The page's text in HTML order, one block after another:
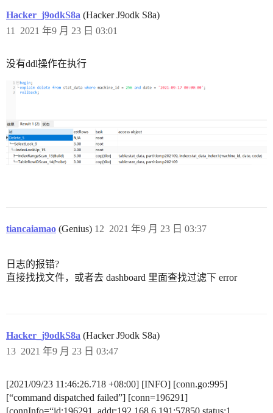
Hacker_j9odkS8a (Hacker J9odk S8a)
2021 年9 月 23 日 03:01
11
没有ddl操作在执行
tiancaiamao (Genius) 2021 年9 月 23 日 03:37
12
日志的报错?
直接找找文件，或者去 dashboard 里面查找过滤下 error
Hacker_j9odkS8a (Hacker J9odk S8a)
2021 年9 月 23 日 03:47
13
[2021/09/23 11:46:26.718 +08:00] [INFO] [conn.go:995]
[“command dispatched failed”] [conn=196291]
[connInfo=“id:196291, addr:192.168.6.191:57850 status:1,